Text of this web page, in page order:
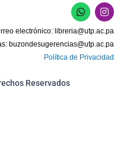
W
h
a
t
s
a
p
I
n
s
t
a
g
r
electrónico: libreria@utp.ac.pa
buzondesugerencias@utp.ac.pa
Política de Privacidad
Reservados